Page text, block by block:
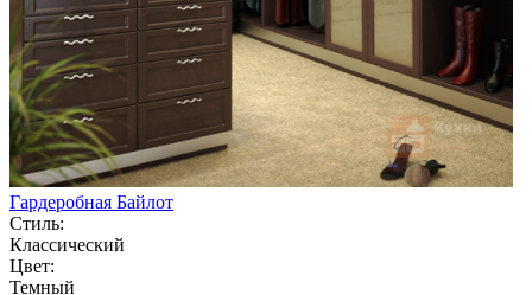
Гардеробная Байлот
Стиль:
Классический
Цвет:
Темный